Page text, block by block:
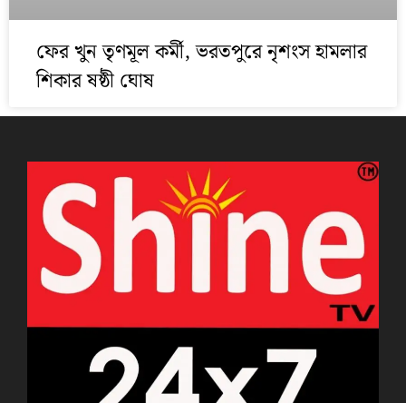
ফের খুন তৃণমূল কর্মী, ভরতপুরে নৃশংস হামলার
শিকার ষষ্ঠী ঘোষ